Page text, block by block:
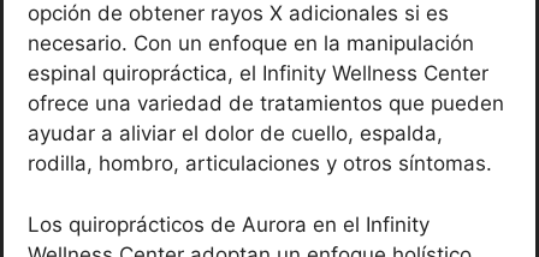
opción de obtener rayos X adicionales si es
necesario. Con un enfoque en la manipulación
espinal quiropráctica, el Infinity Wellness Center
ofrece una variedad de tratamientos que pueden
ayudar a aliviar el dolor de cuello, espalda,
rodilla, hombro, articulaciones y otros síntomas.
Los quiroprácticos de Aurora en el Infinity